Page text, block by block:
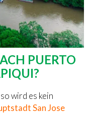
PUERTO
wird es kein
San Jose